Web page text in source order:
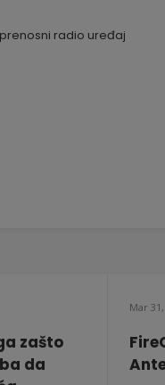
radio uređaj
zašto
da
Mar